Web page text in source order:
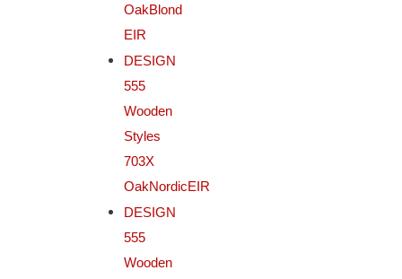
OakBlond
EIR
DESIGN
555
Wooden
Styles
703X
OakNordicEIR
DESIGN
555
Wooden